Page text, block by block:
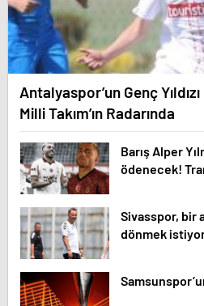
Antalyaspor’un Genç
Milli Takım’ın Radarında
Barış Alper
ödenecek!
Sivasspor, bir
dönmek